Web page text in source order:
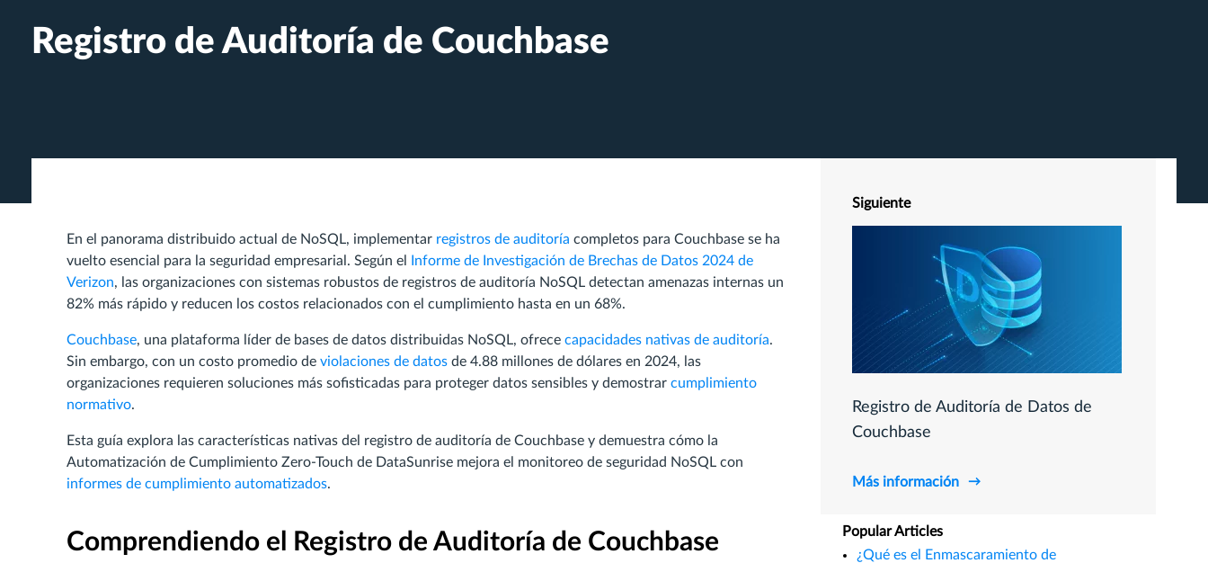
Registro de Auditoría de Couchbase
En el panorama distribuido actual de NoSQL, implementar registros de auditoría completos para Couchbase se ha
vuelto esencial para la seguridad empresarial. Según el
Informe de Investigación de Brechas de Datos 2024 de
Verizon, las organizaciones con sistemas robustos de registros de auditoría NoSQL detectan amenazas internas un
82% más rápido y reducen los costos relacionados con el cumplimiento hasta en un 68%.
Couchbase, una plataforma líder de bases de datos distribuidas NoSQL, ofrece capacidades nativas de auditoría.
Sin embargo, con un costo promedio de violaciones de datos de 4.88 millones de dólares en 2024, las
organizaciones requieren soluciones más sofisticadas para proteger datos sensibles y demostrar cumplimiento
normativo.
Esta guía explora las características nativas del registro de auditoría de Couchbase y demuestra cómo la
Automatización de Cumplimiento Zero-Touch de DataSunrise mejora el monitoreo de seguridad NoSQL con
informes de cumplimiento automatizados.
Comprendiendo el Registro de Auditoría de Couchbase
Siguiente
Registro de Auditoría de Datos de
Couchbase
Más información
Popular Articles
¿Qué es el Enmascaramiento de